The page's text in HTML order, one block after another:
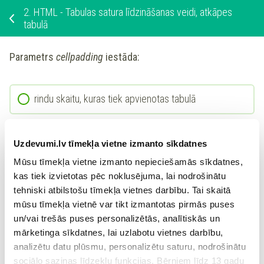
Uzdevumi.lv tīmekļa vietne izmanto sīkdatnes
Mūsu tīmekļa vietne izmanto nepieciešamās sīkdatnes,
kas tiek izvietotas pēc noklusējuma, lai nodrošinātu
tehniski atbilstošu tīmekļa vietnes darbību. Tai skaitā
mūsu tīmekļa vietnē var tikt izmantotas pirmās puses
un/vai trešās puses personalizētās, analītiskās un
mārketinga sīkdatnes, lai uzlabotu vietnes darbību,
analizētu datu plūsmu, personalizētu saturu, nodrošinātu
sociālo saziņas līdzekļu funkcijas. Bērniem līdz 13 gadu
2. HTML - Tabulas satura līdzināšanas veidi, atkāpes
tabulā
Parametrs cellpadding iestāda:
rindu skaitu, kuras tiek apvienotas tabulā
attālumu starp tabulas šūnas rāmi un šūnas saturu
tabulas rāmja krāsu